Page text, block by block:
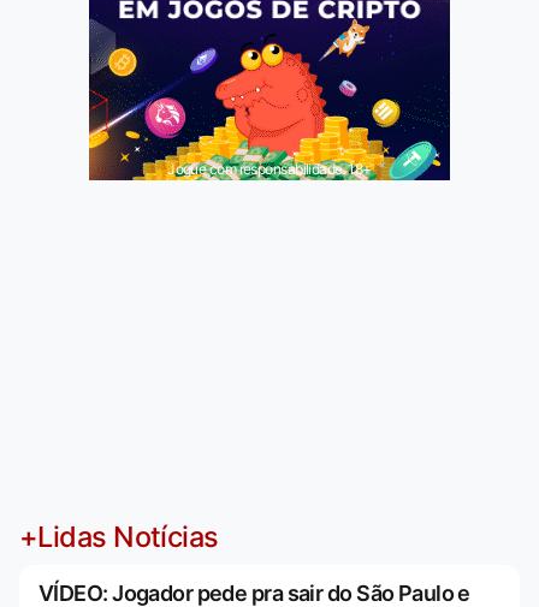
Jogue com responsabilidade. 18+
+Lidas Notícias
VÍDEO: Jogador pede pra sair do São Paulo e